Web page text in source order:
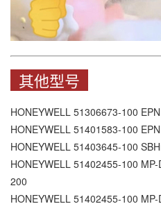
其他型号
HONEYWELL 51306673-100
HONEYWELL 51401583-100
HONEYWELL 51403645-100
HONEYWELL 51402455-100
200
HONEYWELL 51402455-100